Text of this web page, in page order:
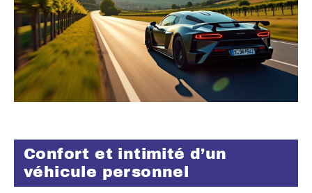
Confort et intimité d’un
véhicule personnel